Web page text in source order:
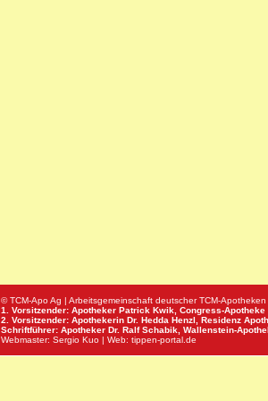
© TCM-Apo Ag | Arbeitsgemeinschaft deutscher TCM-Apotheken
1. Vorsitzender: Apotheker Patrick Kwik, Congress-Apotheke
2. Vorsitzender: Apothekerin Dr. Hedda Henzl, Residenz
Schriftführer: Apotheker Dr. Ralf Schabik, Wallenstein-
Webmaster: Sergio Kuo | Web: tippen-portal.de